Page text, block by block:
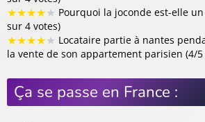
★★★★★ Pourquoi la joconde est-elle
sur 4 votes)
★★★★★ Locataire partie à nantes
la vente de son appartement parisien (4/5
Ça se passe en France :